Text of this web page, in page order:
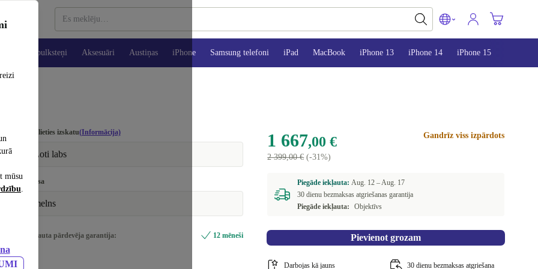
mūsu
.
Viedpulksteņi Aksesuāri Austiņas iPhone Samsung telefoni iPad MacBook iPhone 13 iPhone 14 iPhone 15
Izvēlieties izskatu(Informācija)
Ļoti labs
Krāsa
melns
Iekļauta pārdevēja garantija: 12 mēneši
1 667,00 €
2 399,00 €(-31%)
Gandrīz viss izpārdots
Piegāde iekļauta:Aug. 12 –Aug. 17
30 dienu bezmaksas atgriešanas garantija
Piegāde iekļauta:
Objektīvs
Pievienot grozam
Darbojas kā jauns 30 dienu bezmaksas atgriešana